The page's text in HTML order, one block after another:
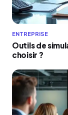
ENTREPRISE
Outils de
choisir ?